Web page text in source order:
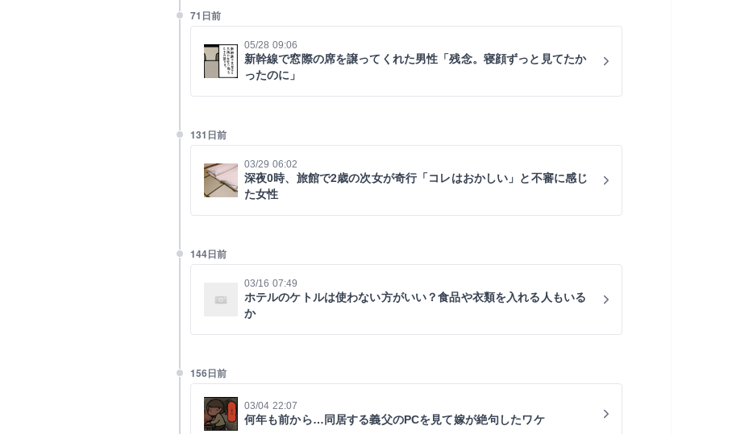
71日前
05/28 09:06
新幹線で窓際の席を譲ってくれた男性「残念。寝顔ずっと見てたか
ったのに」
131日前
03/29 06:02
深夜0時、旅館で2歳の次女が奇行「コレはおかしい」と不審に感じ
た女性
144日前
03/16 07:49
ホテルのケトルは使わない方がいい？食品や衣類を入れる人もいる
か
156日前
03/04 22:07
何年も前から…同居する義父のPCを見て嫁が絶句したワケ